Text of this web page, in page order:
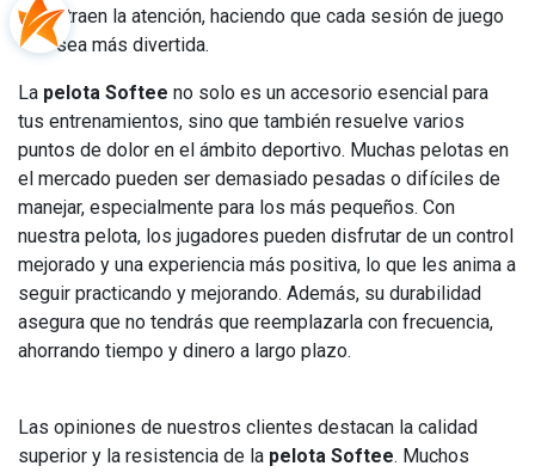
atraen la atención, haciendo que cada sesión de juego
sea más divertida.
La pelota Softee no solo es un accesorio esencial para
tus entrenamientos, sino que también resuelve varios
puntos de dolor en el ámbito deportivo. Muchas pelotas en
el mercado pueden ser demasiado pesadas o difíciles de
manejar, especialmente para los más pequeños. Con
nuestra pelota, los jugadores pueden disfrutar de un control
mejorado y una experiencia más positiva, lo que les anima a
seguir practicando y mejorando. Además, su durabilidad
asegura que no tendrás que reemplazarla con frecuencia,
ahorrando tiempo y dinero a largo plazo.
Las opiniones de nuestros clientes destacan la calidad
superior y la resistencia de la pelota Softee. Muchos